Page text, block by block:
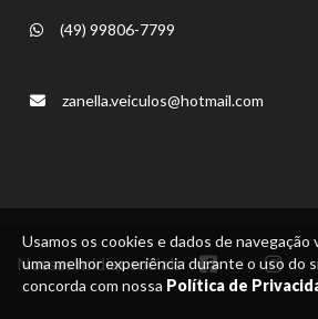
Usamos os cookies e dados de
uma melhor experiência durante o uso do
concorda com nossa Política de
(49) 99806-7799
zanella.veiculos@hotmail.com
Nossas mídias sociais: